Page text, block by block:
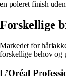
en poleret finish
Forskellige
Markedet for
forskellige behov og
L’Oréal